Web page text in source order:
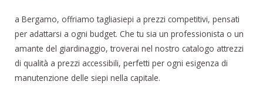
a Bergamo, offriamo tagliasiepi a prezzi competitivi, pensati
per adattarsi a ogni budget. Che tu sia un professionista o un
amante del giardinaggio, troverai nel nostro catalogo attrezzi
di qualità a prezzi accessibili, perfetti per ogni esigenza di
manutenzione delle siepi nella capitale.